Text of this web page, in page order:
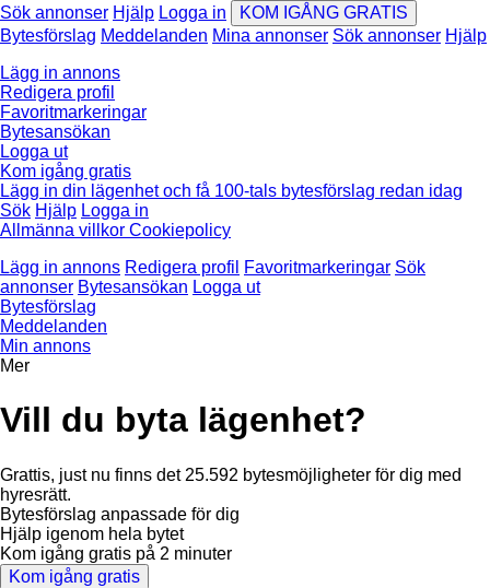
Sök annonser Hjälp Logga in
KOM IGÅNG GRATIS
Bytesförslag Meddelanden Mina annonser Sök annonser Hjälp
Lägg in annons
Redigera profil
Favoritmarkeringar
Bytesansökan
Logga ut
Kom igång gratis
Lägg in din lägenhet och få 100-tals bytesförslag redan idag
Sök Hjälp Logga in
Allmänna villkor Cookiepolicy
Lägg in annons Redigera profil Favoritmarkeringar Sök
annonser Bytesansökan Logga ut
Bytesförslag
Meddelanden
Min annons
Mer
Vill du byta lägenhet?
Grattis, just nu finns det 25.592 bytesmöjligheter för dig med
hyresrätt.
Bytesförslag anpassade för dig
Hjälp igenom hela bytet
Kom igång gratis på 2 minuter
Kom igång gratis